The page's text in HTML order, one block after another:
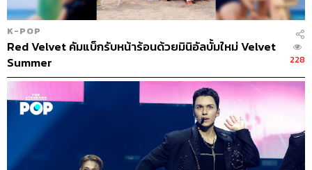
K-POP
Red Velvet คัมแบ็กรับหน้าร้อนด้วยมินิอัลบั้มใหม่ Velvet
Summer
228